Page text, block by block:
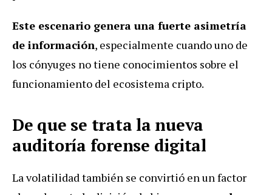
Este escenario genera una fuerte asimetría
de información, especialmente cuando uno de
los cónyuges no tiene conocimientos sobre el
funcionamiento del ecosistema cripto.
De que se trata la nueva
auditoría forense digital
La volatilidad también se convirtió en un factor